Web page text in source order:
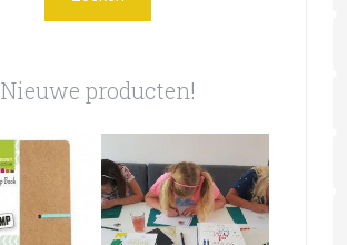
Nieuwe producten!